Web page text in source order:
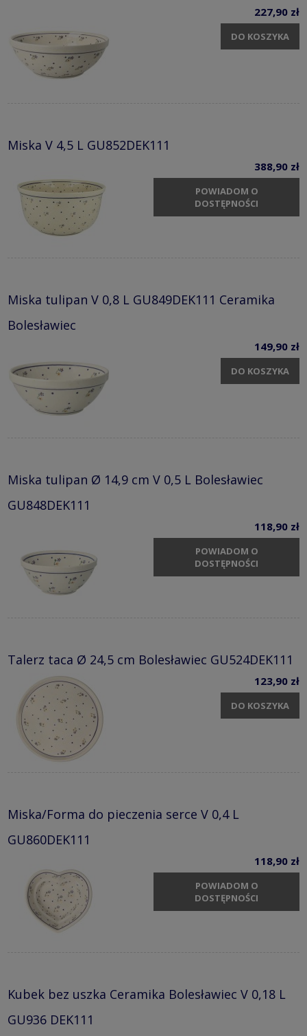
227,90 zł
DO KOSZYKA
Miska V 4,5 L GU852DEK111
388,90 zł
POWIADOM O
DOSTĘPNOŚCI
Miska tulipan V 0,8 L GU849DEK111 Ceramika
Bolesławiec
149,90 zł
DO KOSZYKA
Miska tulipan Ø 14,9 cm V 0,5 L Bolesławiec
GU848DEK111
118,90 zł
POWIADOM O
DOSTĘPNOŚCI
Talerz taca Ø 24,5 cm Bolesławiec GU524DEK111
123,90 zł
DO KOSZYKA
Miska/Forma do pieczenia serce V 0,4 L
GU860DEK111
118,90 zł
POWIADOM O
DOSTĘPNOŚCI
Kubek bez uszka Ceramika Bolesławiec V 0,18 L
GU936 DEK111